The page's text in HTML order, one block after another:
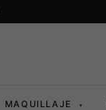
MAQUILLAJE ▾